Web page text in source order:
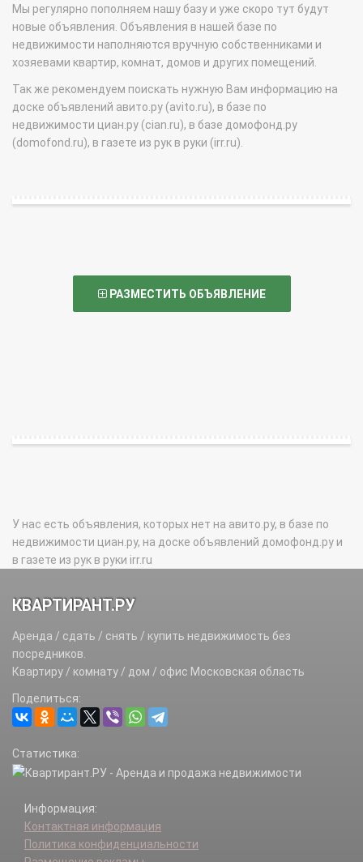
Мы регулярно пополняем нашу базу и уже скоро тут будут
новые объявления. Объявления в нашей базе по
недвижимости наполняются вручную собственниками и
хозяевами квартир, комнат, домов и других помещений.
Так же рекомендуем поискать нужную Вам информацию на
доске объявлений авито.ру (avito.ru), в базе по
недвижимости циан.ру (cian.ru), в базе домофонд.ру
(domofond.ru), в газете из рук в руки (irr.ru).
РАЗМЕСТИТЬ ОБЪЯВЛЕНИЕ
У нас есть объявления, которых нет на авито.ру, в базе по
недвижимости циан.ру, на доске объявлений домофонд.ру и
в газете из рук в руки irr.ru
КВАРТИРАНТ.РУ
Аренда / сдать / снять / купить недвижимость без
посредников.
Квартиру / комнату / дом / офис Московская область
Поделиться:
Статистика:
Информация:
Контактная информация
Политика конфиденциальности